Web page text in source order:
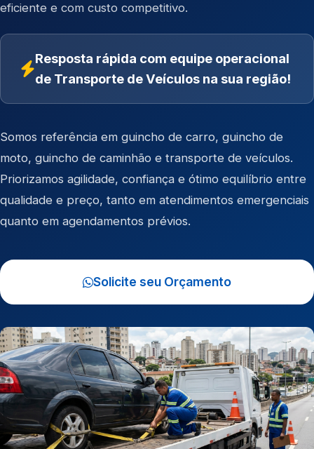
eficiente e com custo competitivo.
Resposta rápida com equipe operacional
de Transporte de Veículos na sua região!
Somos referência em guincho de carro, guincho de
moto, guincho de caminhão e transporte de veículos.
Priorizamos agilidade, confiança e ótimo equilíbrio entre
qualidade e preço, tanto em atendimentos emergenciais
quanto em agendamentos prévios.
Solicite seu Orçamento